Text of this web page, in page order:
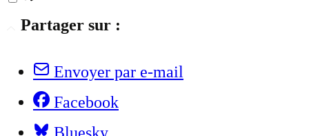
Partager sur :
Envoyer par e-mail
Facebook